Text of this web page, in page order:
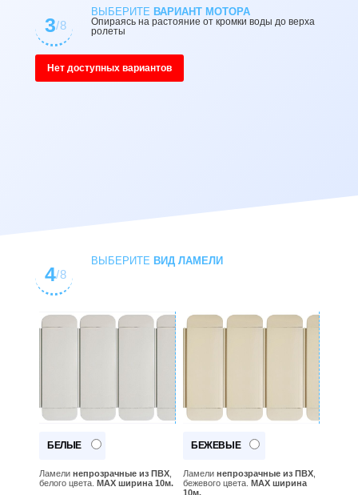
3/8
ВЫБЕРИТЕ ВАРИАНТ МОТОРА
Опираясь на растояние от кромки воды до верха
ролеты
Нет доступных вариантов
4/8
ВЫБЕРИТЕ ВИД ЛАМЕЛИ
БЕЛЫЕ
Ламели непрозрачные из ПВХ
белого цвета. MAX ширина 10м.
БЕЖЕВЫЕ
Ламели непрозрачные из ПВХ
бежевого цвета. MAX ширина
10м.